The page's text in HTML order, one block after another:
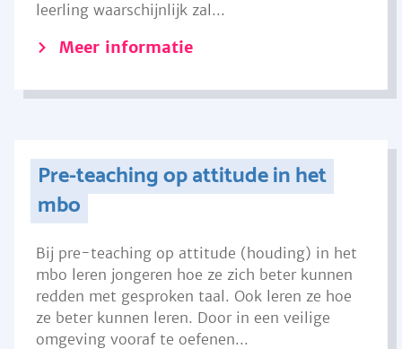
leerling waarschijnlijk zal...
Meer informatie
Pre-teaching op attitude in het
mbo
Bij pre-teaching op attitude (houding) in het
mbo leren jongeren hoe ze zich beter kunnen
redden met gesproken taal. Ook leren ze hoe
ze beter kunnen leren. Door in een veilige
omgeving vooraf te oefenen...